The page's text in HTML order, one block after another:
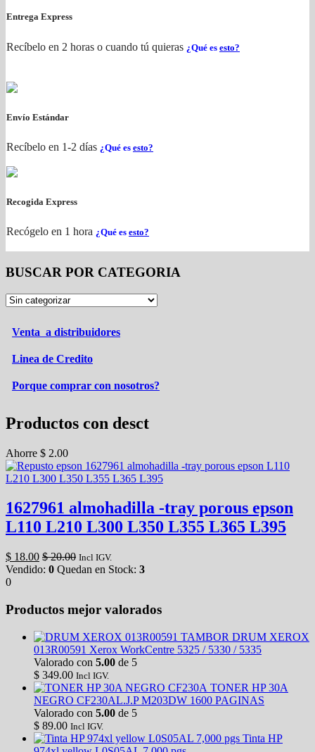
Entrega Express
Recíbelo en 2 horas o cuando tú quieras ¿Qué es esto?
Envío Estándar
Recíbelo en 1-2 días ¿Qué es esto?
Recogida Express
Recógelo en 1 hora ¿Qué es esto?
BUSCAR POR CATEGORIA
Venta a distribuidores
Linea de Credito
Porque comprar con nosotros?
Productos con desct
Ahorre $ 2.00
1627961 almohadilla -tray porous epson
L110 L210 L300 L350 L355 L365 L395
$ 18.00 $20.00 Incl IGV.
Vendido: 0 Quedan en Stock: 3
0
Productos mejor valorados
TAMBOR DRUM XEROX
013R00591 Xerox WorkCentre 5325 / 5330 / 5335
Valorado con 5.00 de 5
$ 349.00 Incl IGV.
TONER HP 30A
NEGRO CF230AL.J.P M203DW 1600 PAGINAS
Valorado con 5.00 de 5
$ 89.00 Incl IGV.
Tinta HP